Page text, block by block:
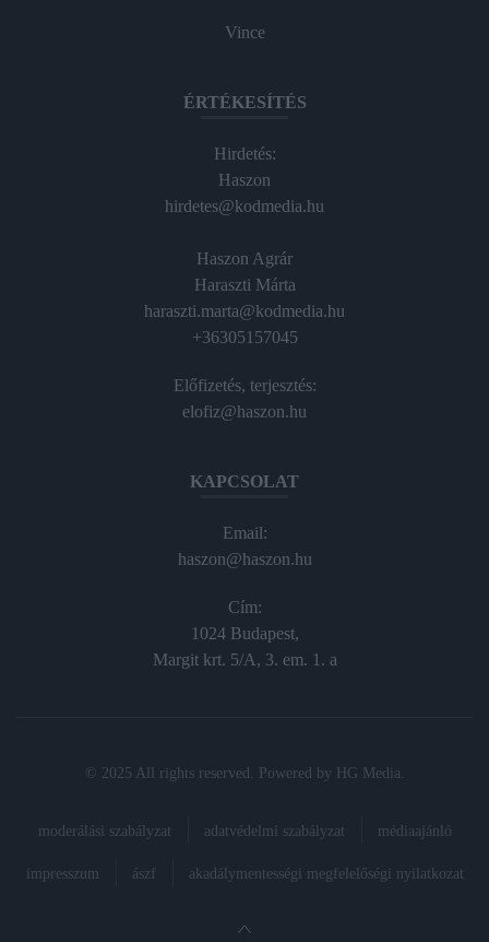
Vince
ÉRTÉKESÍTÉS
Hirdetés:
Haszon
hirdetes@kodmedia.hu
Haszon Agrár
Haraszti Márta
haraszti.marta@kodmedia.hu
+36305157045
Előfizetés, terjesztés:
elofiz@haszon.hu
KAPCSOLAT
Email:
haszon@haszon.hu
Cím:
1024 Budapest,
Margit krt. 5/A, 3. em. 1. a
© 2025 All rights reserved. Powered by HG Media
moderálási szabályzat adatvédelmi szabályzat médiaajánló
impresszum ászf akadálymentességi megfelelőségi nyilatkozat